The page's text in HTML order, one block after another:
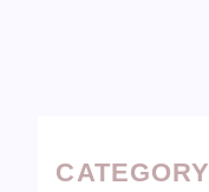
CATEGORY